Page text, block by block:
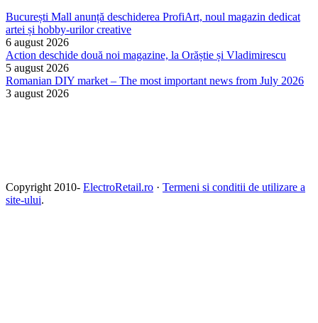
București Mall anunță deschiderea ProfiArt, noul magazin dedicat
artei și hobby-urilor creative
6 august 2026
Action deschide două noi magazine, la Orăștie și Vladimirescu
5 august 2026
Romanian DIY market – The most important news from July 2026
3 august 2026
Copyright 2010- ElectroRetail.ro · Termeni si conditii de utilizare a
site-ului.